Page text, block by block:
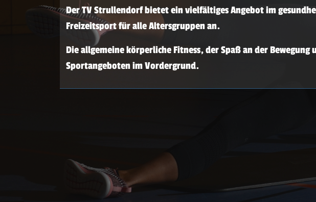
Der TV Strullendorf bietet ein vielfältiges Angebot im
Freizeitsport für alle Altersgruppen an.
Die allgemeine körperliche Fitness, der Spaß an der
Sportangeboten im Vordergrund.